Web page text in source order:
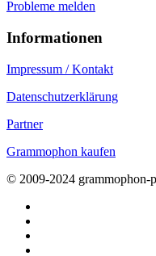
Probleme melden
Informationen
Impressum / Kontakt
Datenschutzerklärung
Partner
Grammophon kaufen
© 2009-2024 grammophon-